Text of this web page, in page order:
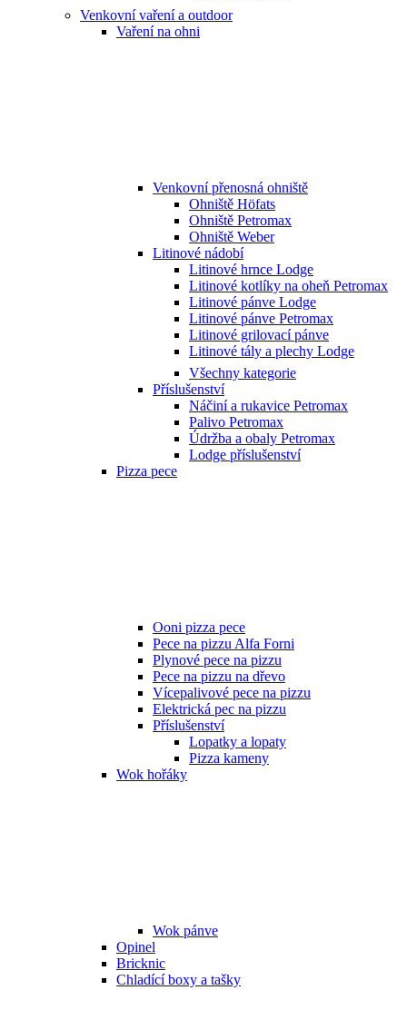
Venkovní vaření a outdoor
Vaření na ohni
Venkovní přenosná ohniště
Ohniště Höfats
Ohniště Petromax
Ohniště Weber
Litinové nádobí
Litinové hrnce Lodge
Litinové kotlíky na oheň Petromax
Litinové pánve Lodge
Litinové pánve Petromax
Litinové grilovací pánve
Litinové tály a plechy Lodge
Všechny kategorie
Příslušenství
Náčiní a rukavice Petromax
Palivo Petromax
Údržba a obaly Petromax
Lodge příslušenství
Pizza pece
Ooni pizza pece
Pece na pizzu Alfa Forni
Plynové pece na pizzu
Pece na pizzu na dřevo
Vícepalivové pece na pizzu
Elektrická pec na pizzu
Příslušenství
Lopatky a lopaty
Pizza kameny
Wok hořáky
Wok pánve
Opinel
Bricknic
Chladící boxy a tašky